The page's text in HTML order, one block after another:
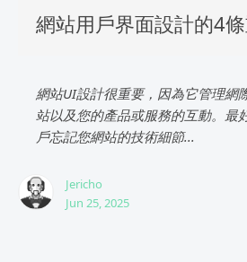
網站用戶界面設計的4
網站UI設計很重要，因為它管理網
站以及您的產品或服務的互動。最
戶忘記您網站的技術細節...
Jericho
Jun 25, 2025